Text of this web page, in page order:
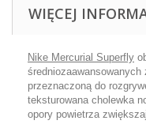
WIĘCEJ
Nike Mercurial Superfly
średniozaawansowanych
przeznaczoną do
teksturowana cholewka
opory powietrza